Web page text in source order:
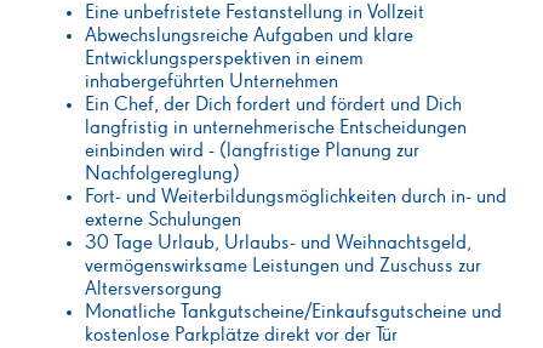
Eine unbefristete Festanstellung in Vollzeit
Abwechslungsreiche Aufgaben und klare
Entwicklungsperspektiven in einem
inhabergeführten Unternehmen
Ein Chef, der Dich fordert und fördert und Dich
langfristig in unternehmerische Entscheidungen
einbinden wird - (langfristige Planung zur
Nachfolgereglung)
Fort- und Weiterbildungsmöglichkeiten durch in- und
externe Schulungen
30 Tage Urlaub, Urlaubs- und Weihnachtsgeld,
vermögenswirksame Leistungen und Zuschuss zur
Altersversorgung
Monatliche Tankgutscheine/Einkaufsgutscheine und
kostenlose Parkplätze direkt vor der Tür